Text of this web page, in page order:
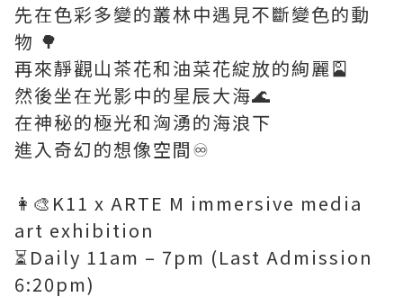
先在色彩多變的叢林中遇見不斷變色的動
物 🌳
再來靜觀山茶花和油菜花綻放的絢麗🎴
然後坐在光影中的星辰大海🌊
在神秘的極光和洶湧的海浪下
進入奇幻的想像空間♾️
👩‍🎨K11 x ARTE M immersive media
art exhibition
⏳Daily 11am – 7pm (Last Admission
6:20pm)